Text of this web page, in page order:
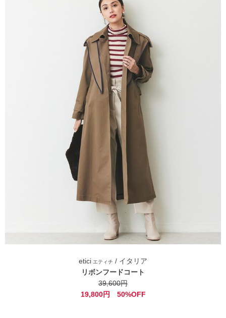
etici エティチ / イタリア
リボンフードコート
39,600円
19,800円 50%OFF